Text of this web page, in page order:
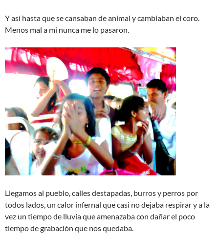
Y así hasta que se cansaban de animal y cambiaban el coro.
Menos mal a mi nunca me lo pasaron.
Llegamos al pueblo, calles destapadas, burros y perros por
todos lados, un calor infernal que casi no dejaba respirar y a la
vez un tiempo de lluvia que amenazaba con dañar el poco
tiempo de grabación que nos quedaba.